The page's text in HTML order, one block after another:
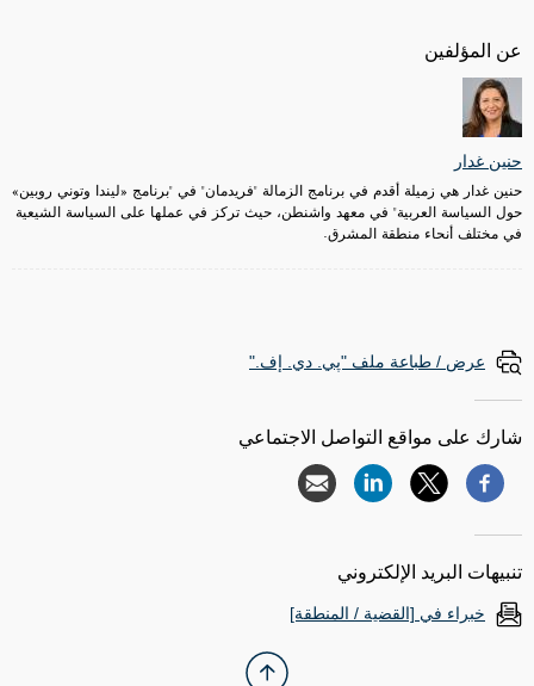
عن المؤلفين
حنين غدار
حنين غدار هي زميلة أقدم في برنامج الزمالة "فريدمان" في "برنامج «ليندا وتوني روبين»
حول السياسة العربية" في معهد واشنطن، حيث تركز في عملها على السياسة الشيعية
في مختلف أنحاء منطقة المشرق.
عرض / طباعة ملف "پي. دي. إف."
شارك على مواقع التواصل الاجتماعي
تنبيهات البريد الإلكتروني
خبراء في [القضية / المنطقة]